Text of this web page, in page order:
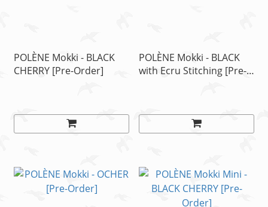
POLÈNE Mokki - BLACK
CHERRY [Pre-Order]
POLÈNE Mokki - BLACK
with Ecru Stitching [Pre-